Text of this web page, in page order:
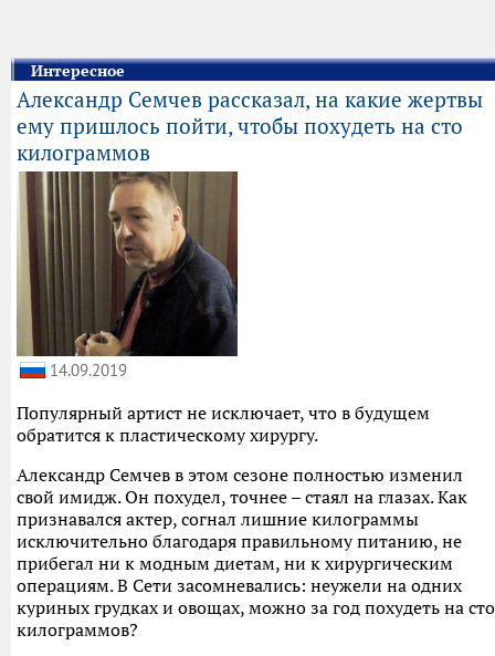
Интересное
Александр Семчев рассказал, на какие жертвы
ему пришлось пойти, чтобы похудеть на сто
килограммов
14.09.2019
Популярный артист не исключает, что в будущем
обратится к пластическому хирургу.
Александр Семчев в этом сезоне полностью изменил
свой имидж. Он похудел, точнее – стаял на глазах. Как
признавался актер, согнал лишние килограммы
исключительно благодаря правильному питанию, не
прибегал ни к модным диетам, ни к хирургическим
операциям. В Сети засомневались: неужели на одних
куриных грудках и овощах, можно за год похудеть на сто
килограммов?